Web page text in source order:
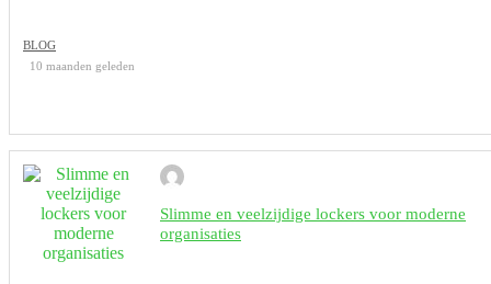
BLOG
10 maanden geleden
Slimme en veelzijdige lockers voor moderne
organisaties